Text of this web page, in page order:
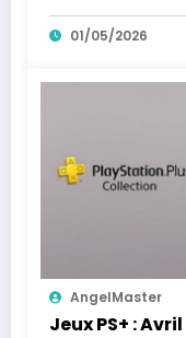
01/05/2026
AngelMaster
Jeux PS+ :